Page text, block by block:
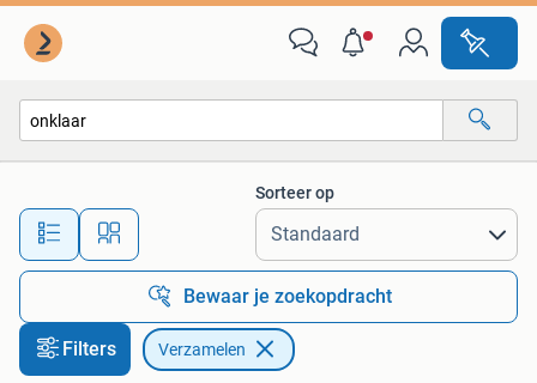
Alle afstanden…
Sorteer op
Bewaar je zoekopdracht
Filters Verzamelen